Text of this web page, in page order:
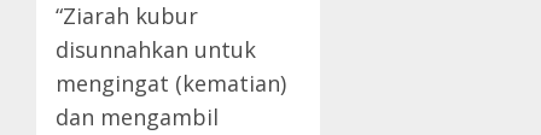
“Ziarah kubur
disunnahkan untuk
mengingat (kematian)
dan mengambil